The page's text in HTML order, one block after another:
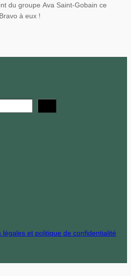
du groupe Ava Saint-Gobain ce
à eux !
légales et politique de confidentialité